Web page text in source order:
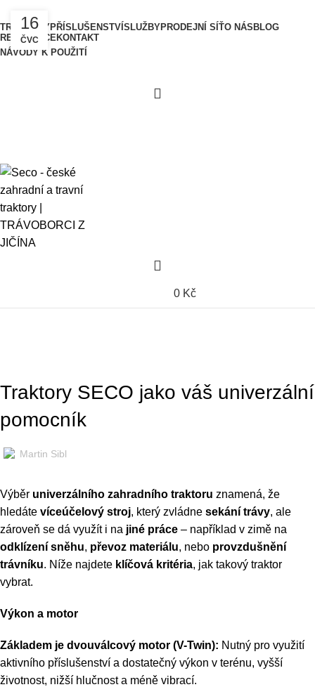
TRAKTORYPŘÍSLUŠENSTVÍ SLUŽBYPRODEJNÍ SÍŤO NÁS BLOG
REFERENCEKONTAKT
NÁVODY K POUŽITÍ
0 Kč
Traktory SECO jako váš univerzální
pomocník
Martin Sibl
16
ČVC
Výběr univerzálního zahradního traktoru znamená, že
hledáte víceúčelový stroj, který zvládne sekání trávy, ale
zároveň se dá využít i na jiné práce – například v zimě na
odklízení sněhu, převoz materiálu, nebo provzdušnění
trávníku. Níže najdete klíčová kritéria, jak takový traktor
vybrat.
Výkon a motor
Základem je dvouválcový motor (V-Twin): Nutný pro využití
aktivního příslušenství a dostatečný výkon v terénu, vyšší
životnost, nižší hlučnost a méně vibrací.